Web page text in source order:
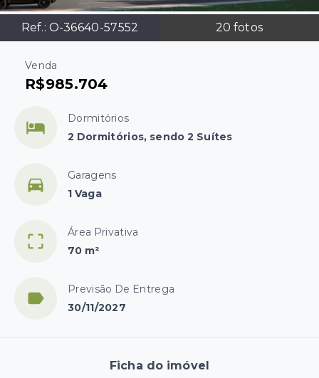
Ref.: O-36640-57552 20 fotos
Venda
R$985.704
Dormitórios
2 Dormitórios, sendo 2 Suítes
Garagens
1 Vaga
Área Privativa
70 m²
Previsão De Entrega
30/11/2027
Ficha do imóvel